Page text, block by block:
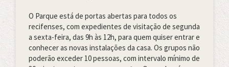
O Parque está de portas abertas para todos os
recifenses, com expedientes de visitação de segunda
a sexta-feira, das 9h às 12h, para quem quiser entrar e
conhecer as novas instalações da casa. Os grupos não
poderão exceder 10 pessoas, com intervalo mínimo de